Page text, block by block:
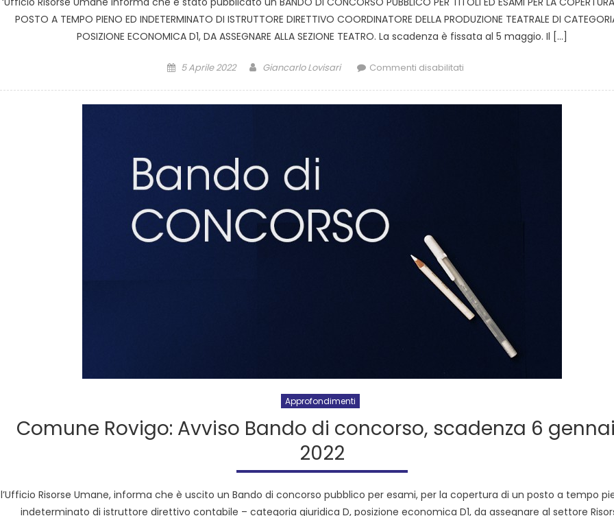
POSTO A TEMPO PIENO ED INDETERMINATO DI ISTRUTTORE DIRETTIVO COORDINATORE DELLA PRODUZIONE TEATRALE DI
POSIZIONE ECONOMICA D1, DA ASSEGNARE ALLA SEZIONE TEATRO. La scadenza è fissata al 5 maggio. Il […]
5 Aprile 2022 Giancarlo Lovisari Commenti disabilitati
Approfondimenti
Comune Rovigo: Avviso Bando di concorso, scadenza 6
2022
l’Ufficio Risorse Umane, informa che è uscito un Bando di concorso pubblico per esami, per la copertura di un posto a tempo
indeterminato di istruttore direttivo contabile – categoria giuridica D, posizione economica D1, da assegnare al settore